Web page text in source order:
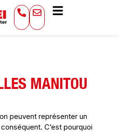
MANITOU
peuvent représenter un
C’est pourquoi